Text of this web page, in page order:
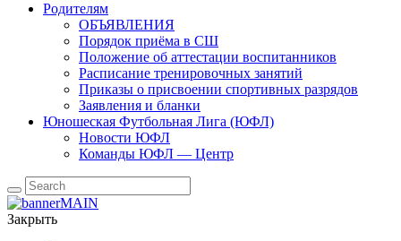
Родителям
ОБЪЯВЛЕНИЯ
Порядок приёма в СШ
Положение об аттестации воспитанников
Расписание тренировочных занятий
Приказы о присвоении спортивных разрядов
Заявления и бланки
Юношеская Футбольная Лига (ЮФЛ)
Новости ЮФЛ
Команды ЮФЛ — Центр
Закрыть